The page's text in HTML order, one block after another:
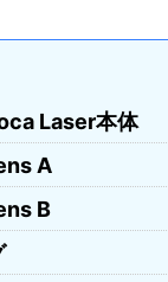
Laser本体
A
B